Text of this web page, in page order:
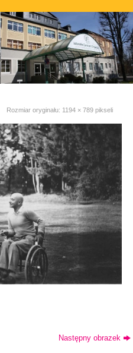
Rozmiar oryginału: 1194 × 789 pikseli
Następny obrazek